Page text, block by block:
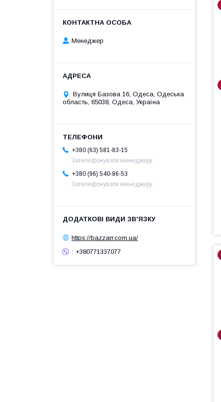
Менеджер
Вулиця Базова 16, Одеса, Одеська
область, 65038, Одеса, Україна
+380 (63) 581-83-15
Зателефонувати менеджеру
+380 (96) 540-86-53
Зателефонувати менеджеру
https://bazzarr.com.ua/
: +380771337077